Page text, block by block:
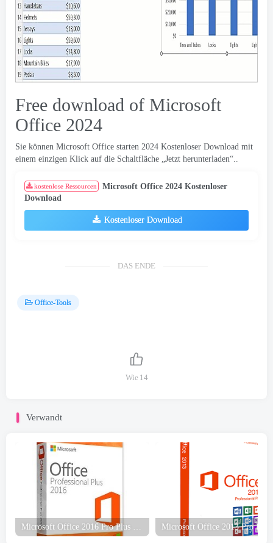
Free download of Microsoft
Office 2024
Sie können Microsoft Office starten 2024 Kostenloser Download mit
einem einzigen Klick auf die Schaltfläche „Jetzt herunterladen“..
kostenlose Ressourcen
Microsoft Office 2024 Kostenloser
Download
Kostenloser Download
DAS ENDE
Office-Tools
Wie 14
Verwandt